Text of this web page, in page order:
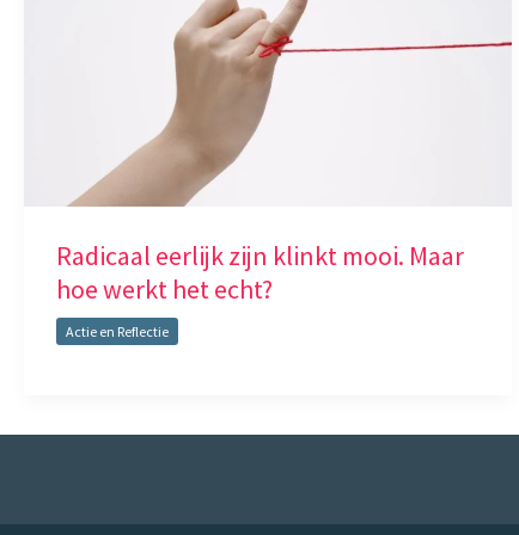
Radicaal eerlijk zijn klinkt mooi. Maar
hoe werkt het echt?
Actie en Reflectie